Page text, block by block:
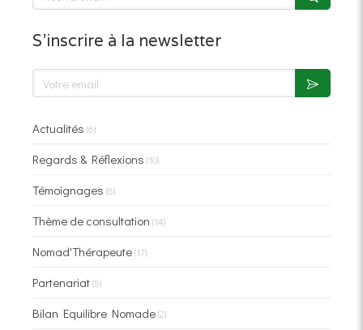
S'inscrire à la newsletter
Votre email
Actualités (6)
Regards & Réflexions (10)
Témoignages (6)
Thème de consultation (14)
Nomad'Thérapeute(17)
Partenariat(5)
Bilan Equilibre Nomade(2)